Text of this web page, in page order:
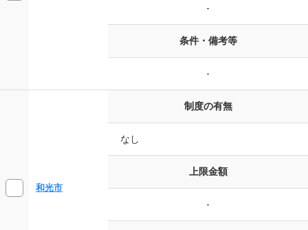
-
条件・備考等
-
和光市
制度の有無
なし
上限金額
-